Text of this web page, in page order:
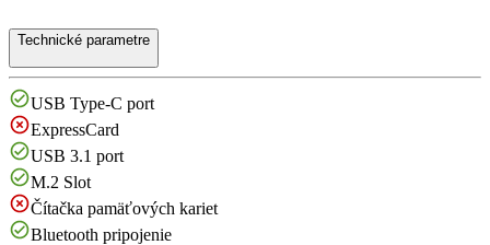
Technické parametre
USB Type-C port
ExpressCard
USB 3.1 port
M.2 Slot
Čítačka pamäťových kariet
Bluetooth pripojenie